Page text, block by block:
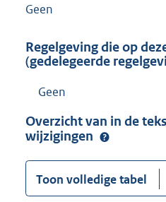
Geen
Regelgeving die op
(gedelegeerde
Geen
Overzicht van in de
wijzigingen
Toon volledige tabel